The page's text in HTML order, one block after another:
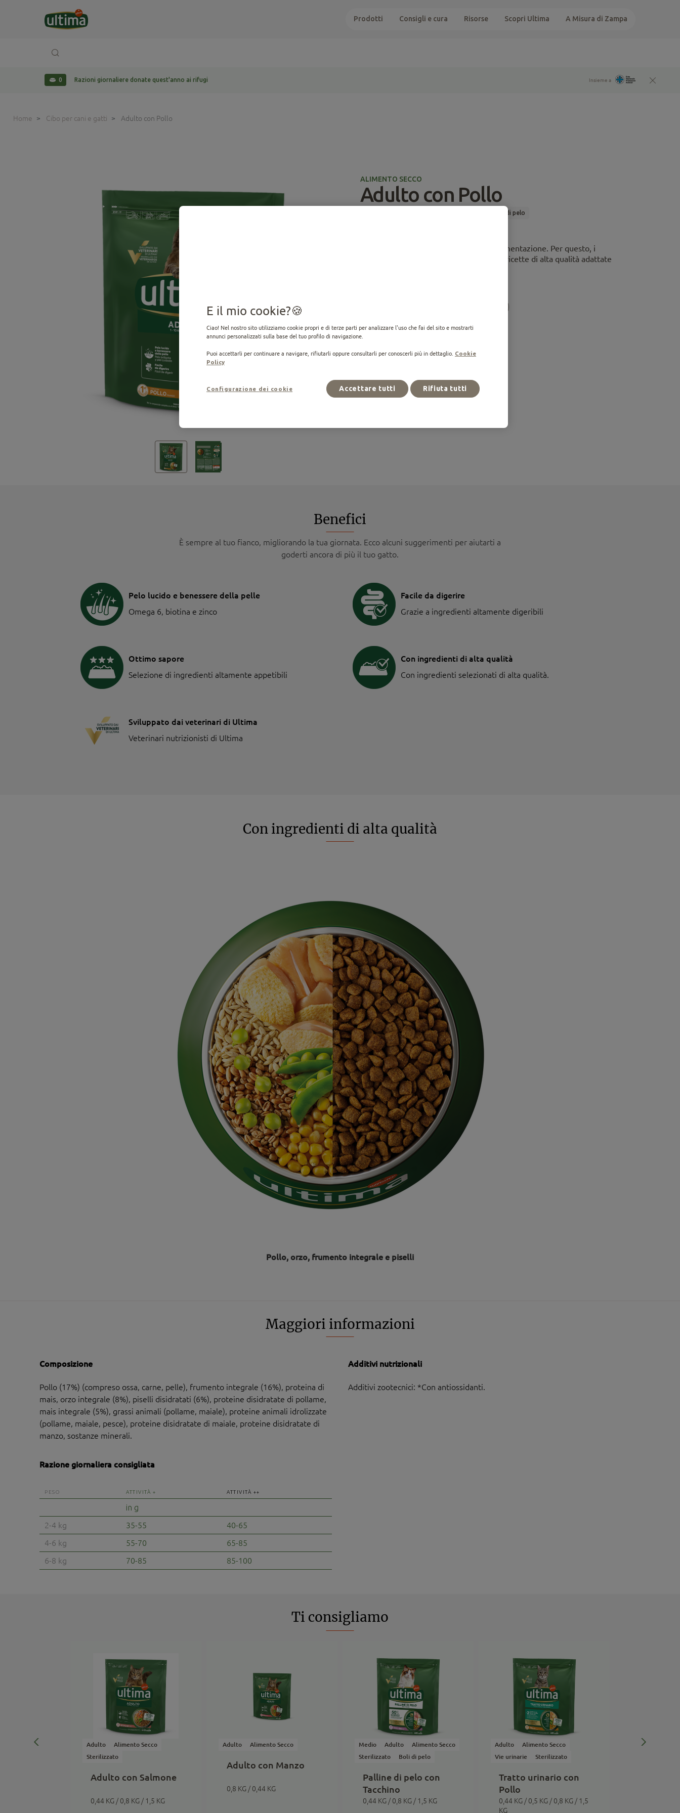
Prodotti Consigli e cura Risorse Scopri Ultima A Misura di Zampa
0 Razioni giornaliere donate quest'anno ai rifugi Insieme a
Home Cibo per cani e gatti Adulto con Pollo
ALIMENTO SECCO
Adulto con Pollo
Boli di pelo
Una buona salute inizia da una buona alimentazione. Per questo, i
nostri veterinari nutrizionisti sviluppano ricette di alta qualità adattate
Acquista
Benefici
È sempre al tuo fianco, migliorando la tua giornata. Ecco alcuni suggerimenti per aiutarti a
goderti ancora di più il tuo gatto.
Pelo lucido e benessere della pelle
Omega 6, biotina e zinco
Facile da digerire
Grazie a ingredienti altamente digeribili
Ottimo sapore
Selezione di ingredienti altamente appetibili
Con ingredienti di alta qualità
Con ingredienti selezionati di alta qualità.
Sviluppato dai veterinari di Ultima
Veterinari nutrizionisti di Ultima
Con ingredienti di alta qualità
Pollo, orzo, frumento integrale e piselli
Maggiori informazioni
Composizione
Pollo (17%) (compreso ossa, carne, pelle), frumento integrale (16%), proteina di
mais, orzo integrale (8%), piselli disidratati (6%), proteine disidratate di pollame,
mais integrale (5%), grassi animali (pollame, maiale), proteine animali idrolizzate
(pollame, maiale, pesce), proteine disidratate di maiale, proteine disidratate di
manzo, sostanze minerali.
Additivi nutrizionali
Additivi zootecnici: *Con antiossidanti.
Razione giornaliera consigliata
PESO ATTIVITÀ + ATTIVITÀ ++
in g
2-4 kg
35-55
40-65
4-6 kg
55-70
65-85
6-8 kg
70-85 85-100
Ti consigliamo
Adulto
Alimento Secco
Sterilizzato
Adulto con Salmone
0,44 KG / 0,8 KG / 1,5 KG
Adulto Alimento Secco
Adulto con Manzo
0,8 KG / 0,44 KG
Medio Adulto
Alimento Secco
Sterilizzato
Boli di pelo
Palline di pelo con
Tacchino
0,44 KG / 0,8 KG / 1,5 KG
Adulto
Alimento Secco
Vie urinarie
Sterilizzato
Tratto urinario con
Pollo
0,44 KG / 0,5 KG / 0,8 KG / 1,5
KG
Adulto
E il mio cookie?
Ciao! Nel nostro sito utilizziamo cookie propri e di terze parti per analizzare l'uso che fai del sito e mostrarti
annunci personalizzati sulla base del tuo profilo di navigazione.
Puoi accettarli per continuare a navigare, rifiutarli oppure consultarli per conoscerli più in dettaglio. Cookie
Policy
Configurazione dei cookie Rifiuta tutti
Accettare tutti